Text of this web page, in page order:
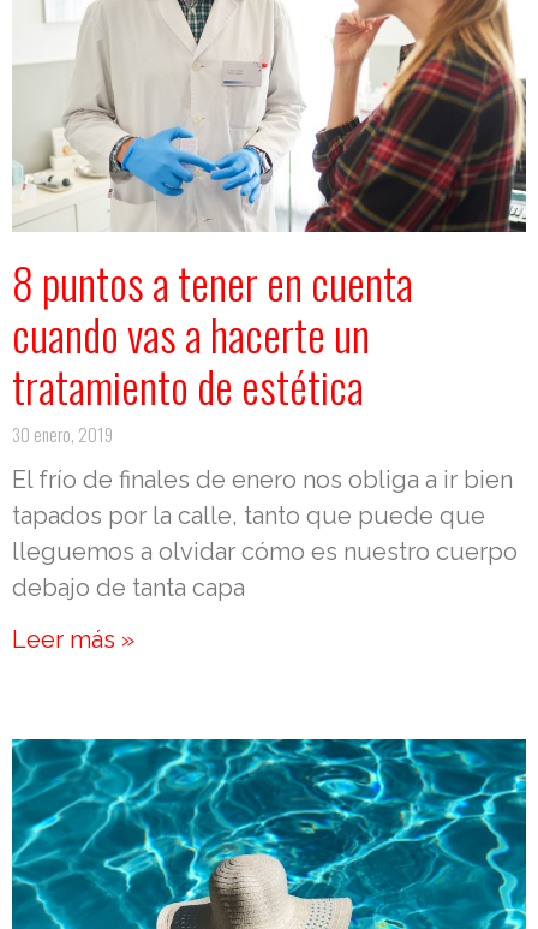
8 puntos a tener en cuenta
cuando vas a hacerte un
tratamiento de estética
30 enero, 2019
El frío de finales de enero nos obliga a ir bien
tapados por la calle, tanto que puede que
lleguemos a olvidar cómo es nuestro cuerpo
debajo de tanta capa
Leer más »